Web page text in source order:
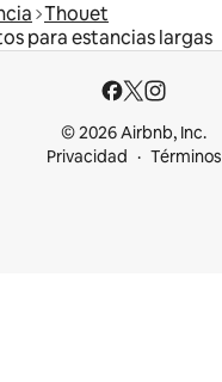
Thouet
para estancias largas
© 2026 Airbnb, Inc.
Privacidad
Términos